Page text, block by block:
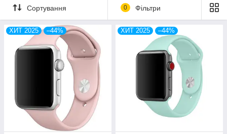
Сортування 0 Фільтри
ХИТ 2025 –44% ХИТ 2025 –44%